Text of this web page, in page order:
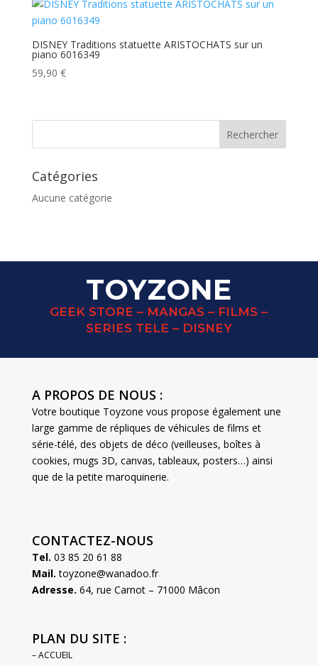
DISNEY Traditions statuette ARISTOCHATS sur un
piano 6016349
59,90 €
Catégories
Aucune catégorie
TOYZONE
GEEK STORE – MANGAS – FILMS –
SERIES TELE – DISNEY
A PROPOS DE NOUS :
Votre boutique Toyzone vous propose également une
large gamme de répliques de véhicules de films et
série-télé, des objets de déco (veilleuses, boîtes à
cookies, mugs 3D, canvas, tableaux, posters…) ainsi
que de la petite maroquinerie.
CONTACTEZ-NOUS
Tel. 03 85 20 61 88
Mail. toyzone@wanadoo.fr
Adresse. 64, rue Carnot – 71000 Mâcon
PLAN DU SITE :
– ACCUEIL